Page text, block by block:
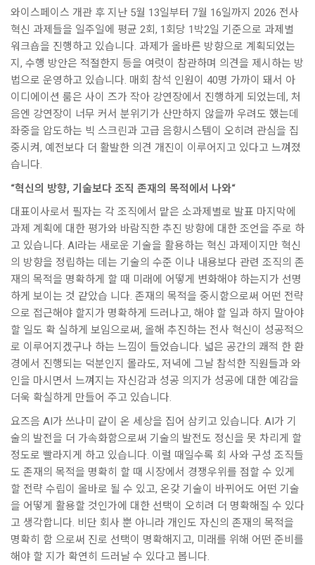
와이스페이스 개관 후 지난 5월 13일부터 7월 16일까지 2026 전사
혁신 과제들을 일주일에 평균 2회, 1회당 1박2일 기준으로 과제별
워크숍을 진행하고 있습니다. 과제가 올바른 방향으로 계획되었는
지, 수행 방안은 적절한지 등을 여럿이 참관하며 의견을 제시하는 방
법으로 운영하고 있습니다. 매회 참석 인원이 40명 가까이 돼서 아
이디에이션 룸은 사이 즈가 작아 강연장에서 진행하게 되었는데, 처
음엔 강연장이 너무 커서 분위기가 산만하지 않을까 우려도 했는데
좌중을 압도하는 빅 스크린과 고급 음향시스템이 오히려 관심을 집
중시켜, 예전보다 더 활발한 의견 개진이 이루어지고 있다고 느껴졌
습니다.
“혁신의 방향, 기술보다 조직 존재의 목적에서 나와“
대표이사로서 필자는 각 조직에서 맡은 소과제별로 발표 마지막에
과제 계획에 대한 평가와 바람직한 추진 방향에 대한 조언을 주로 하
고 있습니다. AI라는 새로운 기술을 활용하는 혁신 과제이지만 혁신
의 방향을 정립하는 데는 기술의 수준 이나 내용보다 관련 조직의 존
재의 목적을 명확하게 할 때 미래에 어떻게 변화해야 하는지가 선명
하게 보이는 것 같았습 니다. 존재의 목적을 중시함으로써 어떤 전략
으로 접근해야 할지가 명확하게 드러나고, 해야 할 일과 하지 말아야
할 일도 확 실하게 보임으로써, 올해 추진하는 전사 혁신이 성공적으
로 이루어지겠구나 하는 느낌이 들었습니다. 넓은 공간의 쾌적 한 환
경에서 진행되는 덕분인지 몰라도, 저녁에 그날 참석한 직원들과 와
인을 마시면서 느껴지는 자신감과 성공 의지가 성공에 대한 예감을
더욱 확실하게 만들어 주고 있습니다.
요즈음 AI가 쓰나미 같이 온 세상을 집어 삼키고 있습니다. AI가 기
술의 발전을 더 가속화함으로써 기술의 발전도 정신을 못 차리게 할
정도로 빨라지게 하고 있습니다. 이럴 때일수록 회 사와 구성 조직들
도 존재의 목적을 명확히 할 때 시장에서 경쟁우위를 점할 수 있게
할 전략 수립이 올바로 될 수 있고, 온갖 기술이 바뀌어도 어떤 기술
을 어떻게 활용할 것인가에 대한 선택이 오히려 더 명확해질 수 있다
고 생각합니다. 비단 회사 뿐 아니라 개인도 자신의 존재의 목적을
명확히 함 으로써 진로 선택이 명확해지고, 미래를 위해 어떤 준비를
해야 할 지가 확연히 드러날 수 있다고 봅니다.